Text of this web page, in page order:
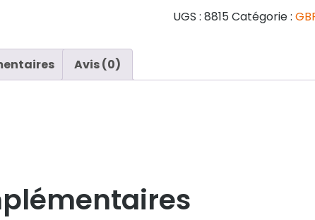
UGS : 8815 Catégorie :
Avis (0)